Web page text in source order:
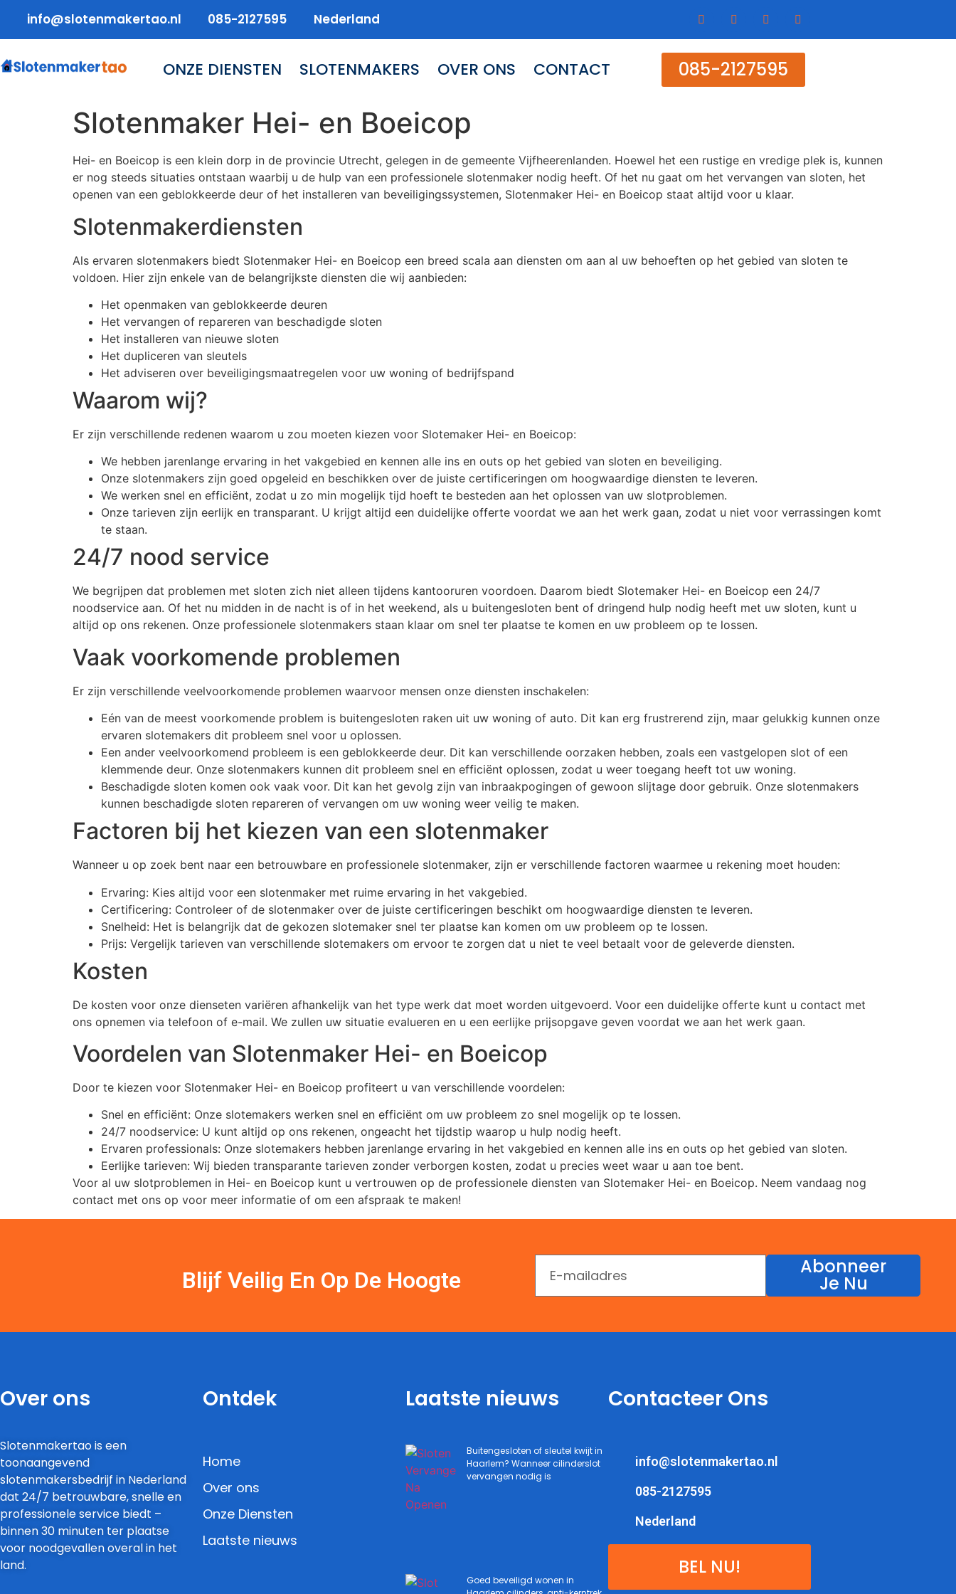
info@slotenmakertao.nl 085-2127595 Nederland
ONZE DIENSTEN SLOTENMAKERS OVER ONS CONTACT 085-2127595
Slotenmaker Hei- en Boeicop
Hei- en Boeicop is een klein dorp in de provincie Utrecht, gelegen in de gemeente Vijfheerenlanden. Hoewel het een rustige en vredige plek is, kunnen
er nog steeds situaties ontstaan waarbij u de hulp van een professionele slotenmaker nodig heeft. Of het nu gaat om het vervangen van sloten, het
openen van een geblokkeerde deur of het installeren van beveiligingssystemen, Slotenmaker Hei- en Boeicop staat altijd voor u klaar.
Slotenmakerdiensten
Als ervaren slotenmakers biedt Slotenmaker Hei- en Boeicop een breed scala aan diensten om aan al uw behoeften op het gebied van sloten te
voldoen. Hier zijn enkele van de belangrijkste diensten die wij aanbieden:
Het openmaken van geblokkeerde deuren
Het vervangen of repareren van beschadigde sloten
Het installeren van nieuwe sloten
Het dupliceren van sleutels
Het adviseren over beveiligingsmaatregelen voor uw woning of bedrijfspand
Waarom wij?
Er zijn verschillende redenen waarom u zou moeten kiezen voor Slotemaker Hei- en Boeicop:
We hebben jarenlange ervaring in het vakgebied en kennen alle ins en outs op het gebied van sloten en beveiliging.
Onze slotenmakers zijn goed opgeleid en beschikken over de juiste certificeringen om hoogwaardige diensten te leveren.
We werken snel en efficiënt, zodat u zo min mogelijk tijd hoeft te besteden aan het oplossen van uw slotproblemen.
Onze tarieven zijn eerlijk en transparant. U krijgt altijd een duidelijke offerte voordat we aan het werk gaan, zodat u niet voor verrassingen komt
te staan.
24/7 nood service
We begrijpen dat problemen met sloten zich niet alleen tijdens kantooruren voordoen. Daarom biedt Slotemaker Hei- en Boeicop een 24/7
noodservice aan. Of het nu midden in de nacht is of in het weekend, als u buitengesloten bent of dringend hulp nodig heeft met uw sloten, kunt u
altijd op ons rekenen. Onze professionele slotenmakers staan klaar om snel ter plaatse te komen en uw probleem op te lossen.
Vaak voorkomende problemen
Er zijn verschillende veelvoorkomende problemen waarvoor mensen onze diensten inschakelen:
Eén van de meest voorkomende problem is buitengesloten raken uit uw woning of auto. Dit kan erg frustrerend zijn, maar gelukkig kunnen onze
ervaren slotemakers dit probleem snel voor u oplossen.
Een ander veelvoorkomend probleem is een geblokkeerde deur. Dit kan verschillende oorzaken hebben, zoals een vastgelopen slot of een
klemmende deur. Onze slotenmakers kunnen dit probleem snel en efficiënt oplossen, zodat u weer toegang heeft tot uw woning.
Beschadigde sloten komen ook vaak voor. Dit kan het gevolg zijn van inbraakpogingen of gewoon slijtage door gebruik. Onze slotenmakers
kunnen beschadigde sloten repareren of vervangen om uw woning weer veilig te maken.
Factoren bij het kiezen van een slotenmaker
Wanneer u op zoek bent naar een betrouwbare en professionele slotenmaker, zijn er verschillende factoren waarmee u rekening moet houden:
Ervaring: Kies altijd voor een slotenmaker met ruime ervaring in het vakgebied.
Certificering: Controleer of de slotenmaker over de juiste certificeringen beschikt om hoogwaardige diensten te leveren.
Snelheid: Het is belangrijk dat de gekozen slotemaker snel ter plaatse kan komen om uw probleem op te lossen.
Prijs: Vergelijk tarieven van verschillende slotemakers om ervoor te zorgen dat u niet te veel betaalt voor de geleverde diensten.
Kosten
De kosten voor onze dienseten variëren afhankelijk van het type werk dat moet worden uitgevoerd. Voor een duidelijke offerte kunt u contact met
ons opnemen via telefoon of e-mail. We zullen uw situatie evalueren en u een eerlijke prijsopgave geven voordat we aan het werk gaan.
Voordelen van Slotenmaker Hei- en Boeicop
Door te kiezen voor Slotenmaker Hei- en Boeicop profiteert u van verschillende voordelen:
Snel en efficiënt: Onze slotemakers werken snel en efficiënt om uw probleem zo snel mogelijk op te lossen.
24/7 noodservice: U kunt altijd op ons rekenen, ongeacht het tijdstip waarop u hulp nodig heeft.
Ervaren professionals: Onze slotemakers hebben jarenlange ervaring in het vakgebied en kennen alle ins en outs op het gebied van sloten.
Eerlijke tarieven: Wij bieden transparante tarieven zonder verborgen kosten, zodat u precies weet waar u aan toe bent.
Voor al uw slotproblemen in Hei- en Boeicop kunt u vertrouwen op de professionele diensten van Slotemaker Hei- en Boeicop. Neem vandaag nog
contact met ons op voor meer informatie of om een afspraak te maken!
Blijf Veilig En Op De Hoogte Abonneer
Je Nu
Over ons
Slotenmakertao is een
toonaangevend
slotenmakersbedrijf in Nederland
dat 24/7 betrouwbare, snelle en
professionele service biedt –
binnen 30 minuten ter plaatse
voor noodgevallen overal in het
land.
Ontdek
Home
Over ons
Onze Diensten
Laatste nieuws
Laatste nieuws
Buitengesloten of sleutel kwijt in
Haarlem? Wanneer cilinderslot
vervangen nodig is
Goed beveiligd wonen in
Contacteer Ons
info@slotenmakertao.nl
085-2127595
Nederland
BEL NU!